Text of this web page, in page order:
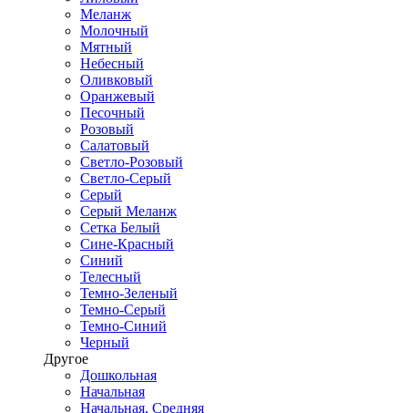
Меланж
Молочный
Мятный
Небесный
Оливковый
Оранжевый
Песочный
Розовый
Салатовый
Светло-Розовый
Светло-Серый
Серый
Серый Меланж
Сетка Белый
Сине-Красный
Синий
Телесный
Темно-Зеленый
Темно-Серый
Темно-Синий
Черный
Другое
Дошкольная
Начальная
Начальная, Средняя